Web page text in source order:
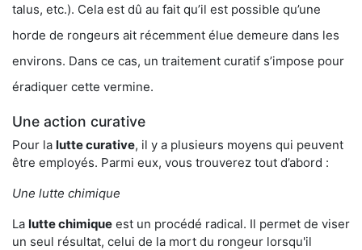
talus, etc.). Cela est dû au fait qu’il est possible qu’une
horde de rongeurs ait récemment élue demeure dans les
environs. Dans ce cas, un traitement curatif s’impose pour
éradiquer cette vermine.
Une action curative
Pour la lutte curative, il y a plusieurs moyens qui peuvent
être employés. Parmi eux, vous trouverez tout d’abord :
Une lutte chimique
La lutte chimique est un procédé radical. Il permet de viser
un seul résultat, celui de la mort du rongeur lorsqu'il